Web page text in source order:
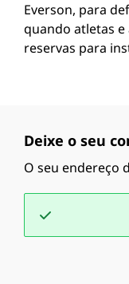
Everson, para
quando atletas
reservas para
Deixe o seu
O seu endereço